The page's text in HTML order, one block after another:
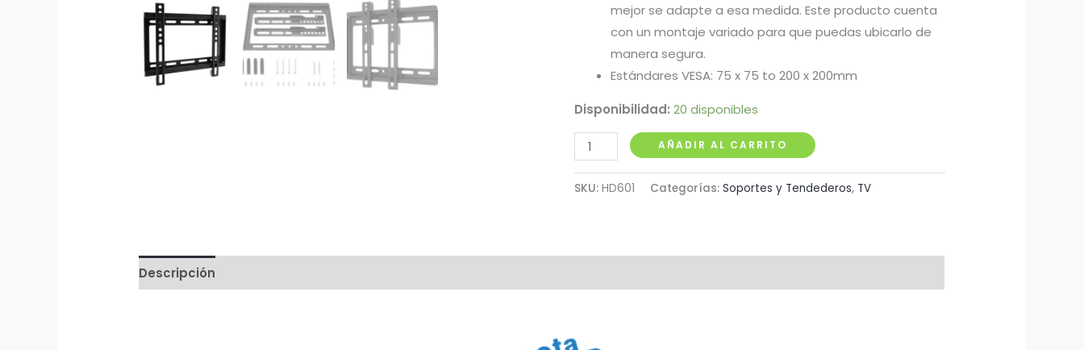
mejor se adapte a esa medida. Este producto cuenta
con un montaje variado para que puedas ubicarlo de
manera segura.
Estándares VESA: 75 x 75 to 200 x 200mm
Disponibilidad: 20 disponibles
Soporte
Fijo
para
cantidad
AÑADIR AL CARRITO
SKU: HD601 Categorías: Soportes y Tendederos, TV
Descripción